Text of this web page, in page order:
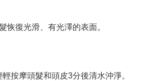
恢復光滑、有光澤的表面。
按摩頭髮和頭皮3分後清水沖淨。